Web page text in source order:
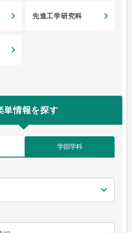
先進工学研究科
単情報を探す
学部学科